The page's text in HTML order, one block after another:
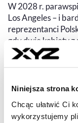
Niniejsza strona
Chcąc ułatwić Ci
wykorzystujemy
W 2028 r.
Los Angeles – i
reprezentanci
gdy dwie kobiety z
Stowarzyszenia
nas nie
MAREK DERYŁO
22.06.2025, 06:15